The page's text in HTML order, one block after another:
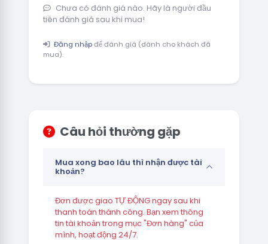
Chưa có đánh giá nào. Hãy là người đầu
tiên đánh giá sau khi mua!
Đăng nhậpđể đánh giá (dành cho khách đã
mua).
Câu hỏi thường gặp
Mua xong bao lâu thì nhận được tài
khoản?
Đơn được giao TỰ ĐỘNG ngay sau khi
thanh toán thành công. Bạn xem thông
tin tài khoản trong mục "Đơn hàng" của
mình, hoạt động 24/7.